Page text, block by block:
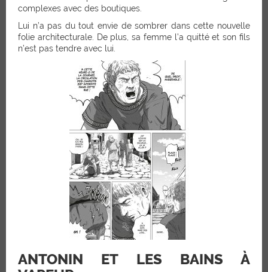
complexes avec des boutiques.
Lui n’a pas du tout envie de sombrer dans cette nouvelle
folie architecturale. De plus, sa femme l’a quitté et son fils
n’est pas tendre avec lui.
ANTONIN ET LES BAINS À